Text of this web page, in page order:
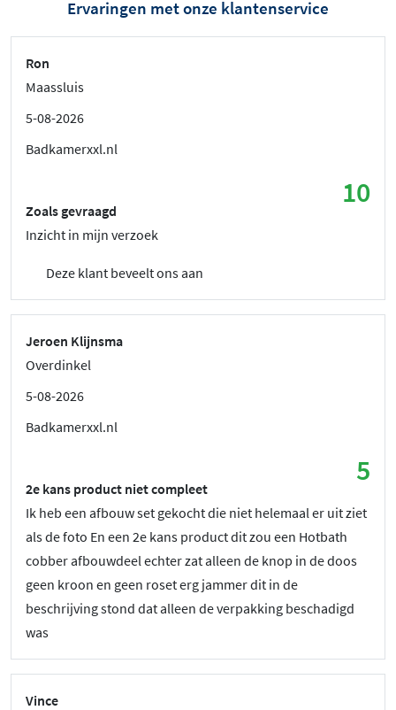
Ervaringen met onze klantenservice
Ron
Maassluis
5-08-2026
Badkamerxxl.nl
10
Zoals gevraagd
Inzicht in mijn verzoek
Deze klant beveelt ons aan
Jeroen Klijnsma
Overdinkel
5-08-2026
Badkamerxxl.nl
5
2e kans product niet compleet
Ik heb een afbouw set gekocht die niet helemaal er uit ziet
als de foto En een 2e kans product dit zou een Hotbath
cobber afbouwdeel echter zat alleen de knop in de doos
geen kroon en geen roset erg jammer dit in de
beschrijving stond dat alleen de verpakking beschadigd
was
Vince